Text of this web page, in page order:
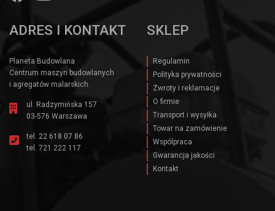
ADRES I KONTAKT
Planeta Budowlana
Centrum maszyn budowlanych
i agregatów malarskich.
ul. Radzymińska 157
03-576 Warszawa
tel. 22 618 07 86
tel. 721 222 117
SKLEP
Regulamin
Polityka prywatności
Zwroty i reklamacje
O firmie
Transport i wysyłka
Towar na zamówienie
Wspólpraca
Gwarancja jakości
Kontakt